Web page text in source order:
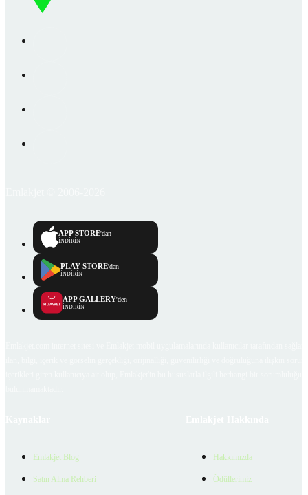
APP STORE'dan
İNDİRİN
PLAY STORE'dan
İNDİRİN
APP GALLERY'den
İNDİRİN
Emlakjet Blog
Satın Alma Rehberi
Hakkımızda
Ödüllerimiz